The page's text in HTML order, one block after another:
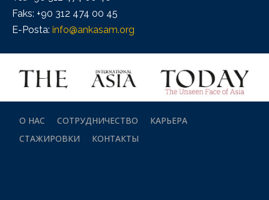
Faks: +90 312 474 00 45
E-Posta: info@ankasam.org
О НАС СОТРУДНИЧЕСТВО
КАРЬЕРА
СТАЖИРОВКИ
КОНТАКТЫ